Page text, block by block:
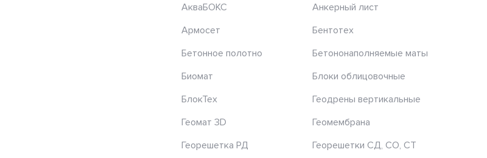
АкваБОКС
Анкерный лист
Армосет
Бентотех
Бетонное полотно
Бетононаполняемые маты
Биомат
Блоки облицовочные
БлокТех
Геодрены вертикальные
Геомат 3D
Геомембрана
Георешетка РД
Георешетки СД, СО, СТ